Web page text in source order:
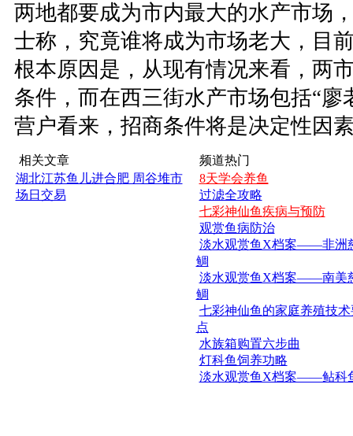
两地都要成为市内最大的水产市场
士称，究竟谁将成为市场老大，目
根本原因是，从现有情况来看，两
条件，而在西三街水产市场包括“廖
营户看来，招商条件将是决定性因
相关文章
湖北江苏鱼儿进合肥 周谷堆市
场日交易
频道热门
8天学会养鱼
过滤全攻略
七彩神仙鱼疾病与预防
观赏鱼病防治
淡水观赏鱼X档案——非洲
鲷
淡水观赏鱼X档案——南美
鲷
七彩神仙鱼的家庭养殖技术
点
水族箱购置六步曲
灯科鱼饲养功略
淡水观赏鱼X档案——鲇科